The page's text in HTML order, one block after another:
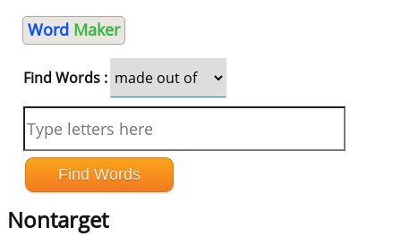
Word Maker
Find Words :
Nontarget